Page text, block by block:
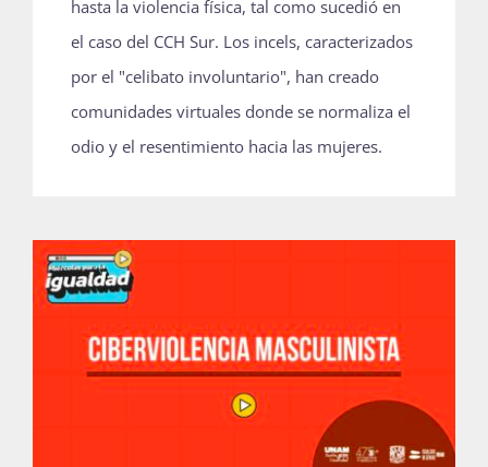
hasta la violencia física, tal como sucedió en
el caso del CCH Sur. Los incels, caracterizados
por el "celibato involuntario", han creado
comunidades virtuales donde se normaliza el
odio y el resentimiento hacia las mujeres.